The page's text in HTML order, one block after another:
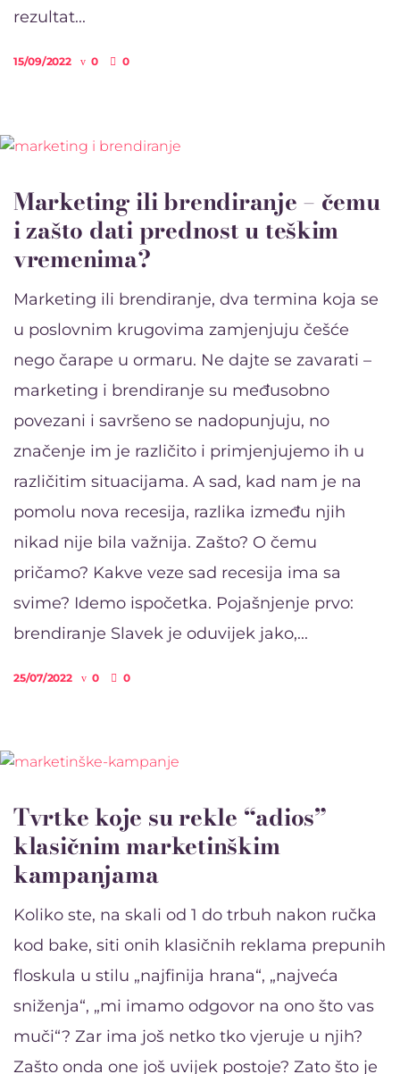
rezultat...
15/09/2022 0 0
Marketing ili brendiranje – čemu
i zašto dati prednost u teškim
vremenima?
Marketing ili brendiranje, dva termina koja se
u poslovnim krugovima zamjenjuju češće
nego čarape u ormaru. Ne dajte se zavarati –
marketing i brendiranje su međusobno
povezani i savršeno se nadopunjuju, no
značenje im je različito i primjenjujemo ih u
različitim situacijama. A sad, kad nam je na
pomolu nova recesija, razlika između njih
nikad nije bila važnija. Zašto? O čemu
pričamo? Kakve veze sad recesija ima sa
svime? Idemo ispočetka. Pojašnjenje prvo:
brendiranje Slavek je oduvijek jako,...
25/07/2022 0 0
Tvrtke koje su rekle “adios”
klasičnim marketinškim
kampanjama
Koliko ste, na skali od 1 do trbuh nakon ručka
kod bake, siti onih klasičnih reklama prepunih
floskula u stilu „najfinija hrana“, „najveća
sniženja“, „mi imamo odgovor na ono što vas
muči“? Zar ima još netko tko vjeruje u njih?
Zašto onda one još uvijek postoje? Zato što je